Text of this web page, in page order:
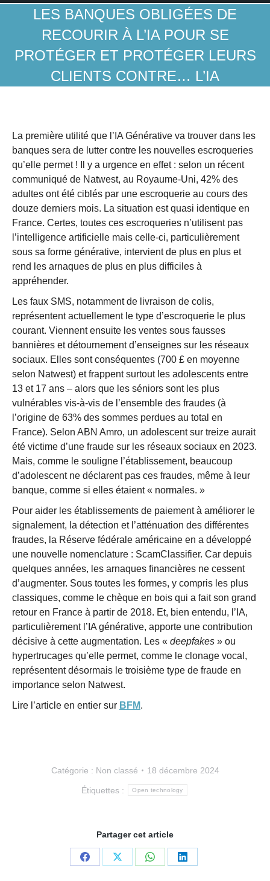
LES BANQUES OBLIGÉES DE
RECOURIR À L’IA POUR SE
PROTÉGER ET PROTÉGER LEURS
CLIENTS CONTRE… L’IA
La première utilité que l’IA Générative va trouver dans les
banques sera de lutter contre les nouvelles escroqueries
qu’elle permet ! Il y a urgence en effet : selon un récent
communiqué de Natwest, au Royaume-Uni, 42% des
adultes ont été ciblés par une escroquerie au cours des
douze derniers mois. La situation est quasi identique en
France. Certes, toutes ces escroqueries n’utilisent pas
l’intelligence artificielle mais celle-ci, particulièrement
sous sa forme générative, intervient de plus en plus et
rend les arnaques de plus en plus difficiles à
appréhender.
Les faux SMS, notamment de livraison de colis,
représentent actuellement le type d’escroquerie le plus
courant. Viennent ensuite les ventes sous fausses
bannières et détournement d’enseignes sur les réseaux
sociaux. Elles sont conséquentes (700 £ en moyenne
selon Natwest) et frappent surtout les adolescents entre
13 et 17 ans – alors que les séniors sont les plus
vulnérables vis-à-vis de l’ensemble des fraudes (à
l’origine de 63% des sommes perdues au total en
France). Selon ABN Amro, un adolescent sur treize aurait
été victime d’une fraude sur les réseaux sociaux en 2023.
Mais, comme le souligne l’établissement, beaucoup
d’adolescent ne déclarent pas ces fraudes, même à leur
banque, comme si elles étaient « normales. »
Pour aider les établissements de paiement à améliorer le
signalement, la détection et l’atténuation des différentes
fraudes, la Réserve fédérale américaine en a développé
une nouvelle nomenclature : ScamClassifier. Car depuis
quelques années, les arnaques financières ne cessent
d’augmenter. Sous toutes les formes, y compris les plus
classiques, comme le chèque en bois qui a fait son grand
retour en France à partir de 2018. Et, bien entendu, l’IA,
particulièrement l’IA générative, apporte une contribution
décisive à cette augmentation. Les « deepfakes » ou
hypertrucages qu’elle permet, comme le clonage vocal,
représentent désormais le troisième type de fraude en
importance selon Natwest.
Lire l’article en entier sur BFM.
Catégorie : Non classé 18 décembre 2024
Étiquettes : Open technology
Partager cet article
PartagerPartagerPartagerPartager